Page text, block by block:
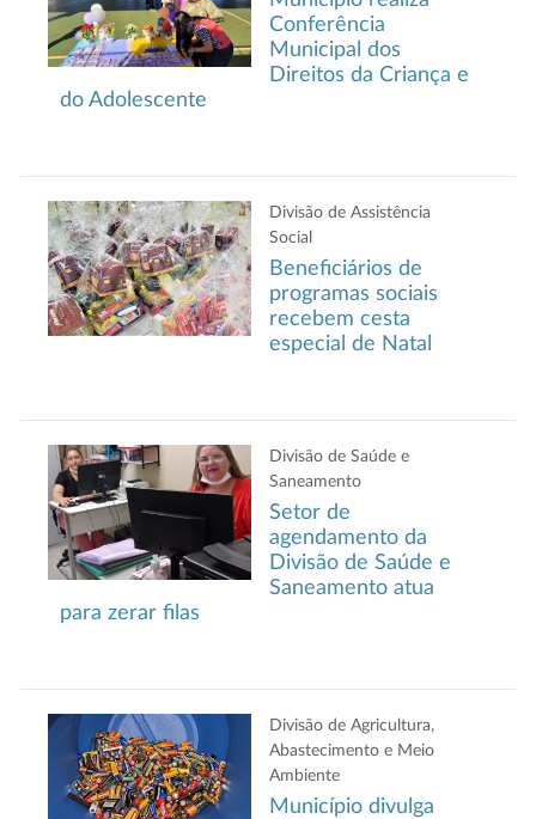
Conferência
Municipal dos
Direitos da Criança e
do Adolescente
Divisão de Assistência
Social
Beneficiários de
programas sociais
recebem cesta
especial de Natal
Divisão de Saúde e
Saneamento
Setor de
agendamento da
Divisão de Saúde e
Saneamento atua
para zerar filas
Divisão de Agricultura,
Abastecimento e Meio
Ambiente
Município divulga